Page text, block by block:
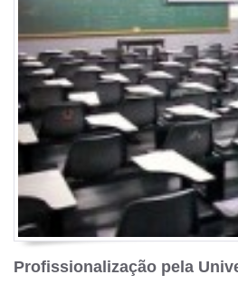
Profissionalização pela